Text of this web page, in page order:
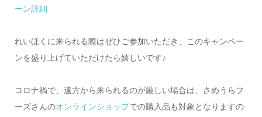
ーン詳細
れいほくに来られる際はぜひご参加いただき、このキャンペー
ンを盛り上げていただけたら嬉しいです♪
コロナ禍で、遠方から来られるのが厳しい場合は、さめうらフ
ーズさんのオンラインショップでの購入品も対象となりますの